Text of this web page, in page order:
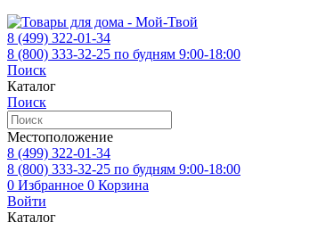
8 (499) 322-01-34
8 (800) 333-32-25 по будням 9:00-18:00
Поиск
Каталог
Поиск
Местоположение
8 (499) 322-01-34
8 (800) 333-32-25 по будням 9:00-18:00
0 Избранное 0 Корзина
Войти
Каталог